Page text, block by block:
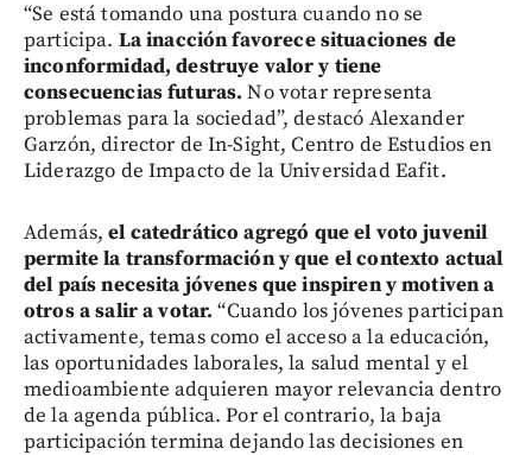
“Se está tomando una postura cuando no se
participa. La inacción favorece situaciones de
inconformidad, destruye valor y tiene
consecuencias futuras. No votar representa
problemas para la sociedad”, destacó Alexander
Garzón, director de In-Sight, Centro de Estudios en
Liderazgo de Impacto de la Universidad Eafit.
Además,el catedrático agregó que el voto juvenil
permite la transformación y que el contexto actual
del país necesita jóvenes que inspiren y motiven a
otros a salir a votar.“Cuando los jóvenes participan
activamente, temas como el acceso a la educación,
las oportunidades laborales, la salud mental y el
medioambiente adquieren mayor relevancia dentro
de la agenda pública. Por el contrario, la baja
participación termina dejando las decisiones en